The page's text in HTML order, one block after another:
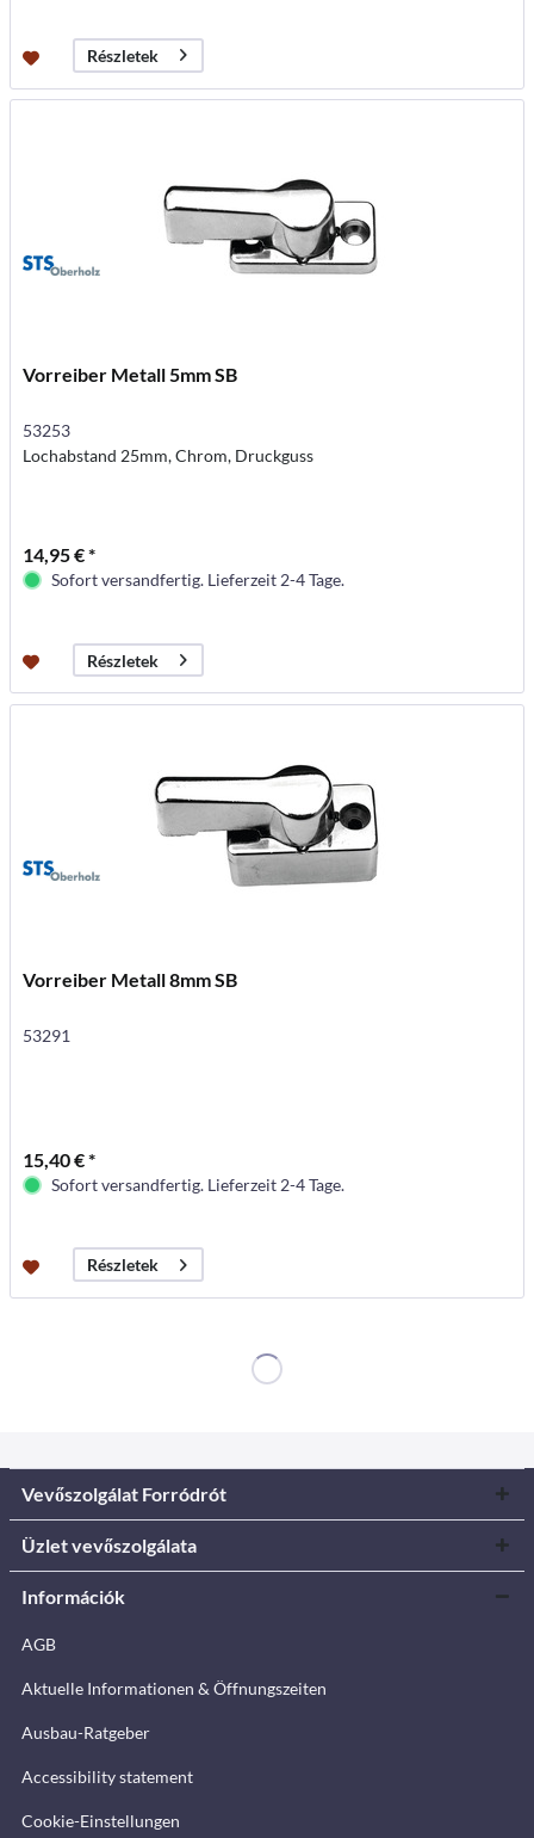
Részletek
Vorreiber Metall 5mm SB
53253
Lochabstand 25mm, Chrom, Druckguss
14,95 € *
Sofort versandfertig. Lieferzeit 2-4 Tage.
Részletek
Vorreiber Metall 8mm SB
53291
15,40 € *
Sofort versandfertig. Lieferzeit 2-4 Tage.
Részletek
Vevőszolgálat Forródrót
Üzlet vevőszolgálata
Információk
AGB
Aktuelle Informationen & Öffnungszeiten
Ausbau-Ratgeber
Accessibility statement
Cookie-Einstellungen